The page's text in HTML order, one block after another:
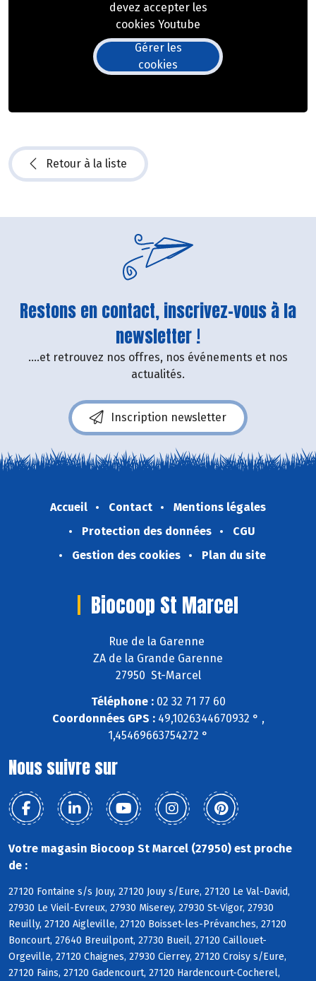
devez accepter les
cookies Youtube
Gérer les
cookies
Retour à la liste
Restons en contact, inscrivez-vous à la
newsletter !
....et retrouvez nos offres, nos événements et nos
actualités.
Inscription newsletter
Accueil Contact
Mentions légales
Protection des données
CGU
Gestion des cookies
Plan du site
Biocoop St Marcel
Rue de la Garenne
ZA de la Grande Garenne
27950 St-Marcel
Téléphone :02 32 71 77 60
Coordonnées GPS :49,1026344670932 ° ,
1,45469663754272 °
Nous suivre sur
Votre magasin Biocoop St Marcel (27950) est proche
de :
27120 Fontaine s/s Jouy, 27120 Jouy s/Eure, 27120 Le Val-David,
27930 Le Vieil-Evreux, 27930 Miserey, 27930 St-Vigor, 27930
Reuilly, 27120 Aigleville, 27120 Boisset-les-Prévanches, 27120
Boncourt, 27640 Breuilpont, 27730 Bueil, 27120 Caillouet-
Orgeville, 27120 Chaignes, 27930 Cierrey, 27120 Croisy s/Eure,
27120 Fains, 27120 Gadencourt, 27120 Hardencourt-Cocherel,